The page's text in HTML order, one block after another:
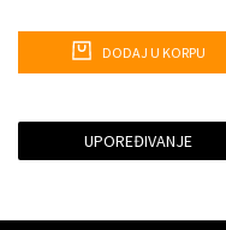
DODAJ U KORPU
UPOREĐIVANJE